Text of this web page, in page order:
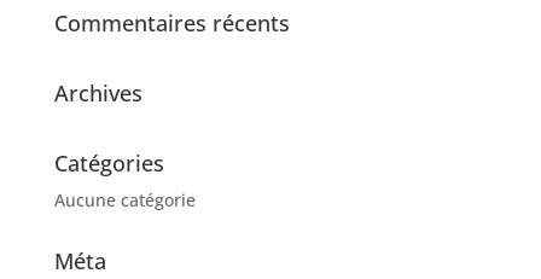
Commentaires récents
Archives
Catégories
Aucune catégorie
Méta